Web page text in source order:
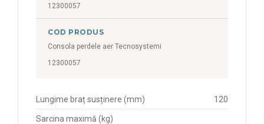
12300057
COD PRODUS
Consola perdele aer Tecnosystemi
12300057
Lungime braț susținere (mm) 120
Sarcina maximă (kg)